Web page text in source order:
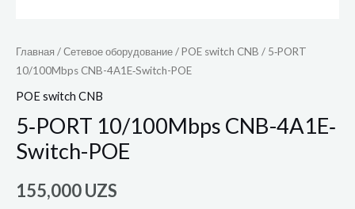
Главная /Сетевое оборудование/POE switch CNB / 5‐PORT
10/100Mbps CNB-4A1E‐Switch-POE
POE switch CNB
5‐PORT 10/100Mbps CNB-4A1E‐
Switch-POE
155,000UZS